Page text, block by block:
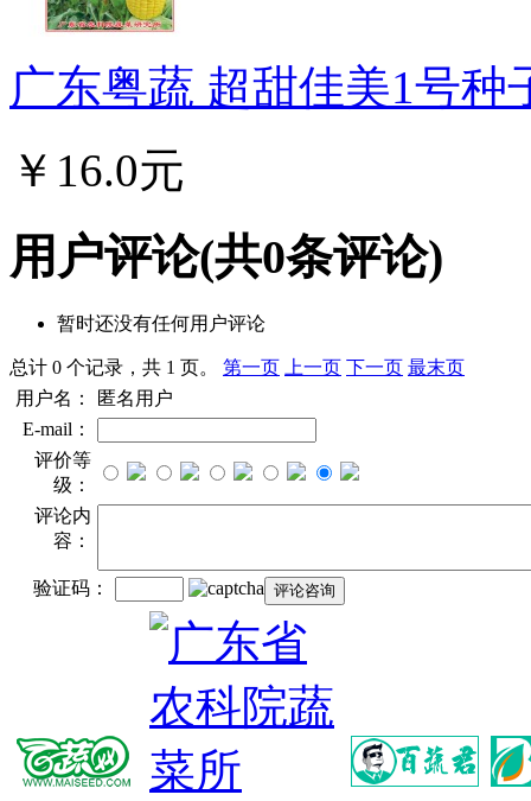
广东粤蔬 超甜佳美1号种
￥16.0元
用户评论(共0条评论)
暂时还没有任何用户评论
总计 0 个记录，共 1 页。 第一页 上一页 下一页 最末页
用户名：
匿名用户
E-mail：
评价等
级：
评论内
容：
验证码：